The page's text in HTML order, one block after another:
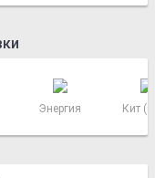
Энергия Кит